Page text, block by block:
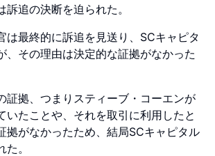
訴追の決断を迫られた。
は最終的に訴追を見送り、SCキャピタ
、その理由は決定的な証拠がなかった
証拠、つまりスティーブ・コーエンが
いたことや、それを取引に利用したと
拠がなかったため、結局SCキャピタル
。